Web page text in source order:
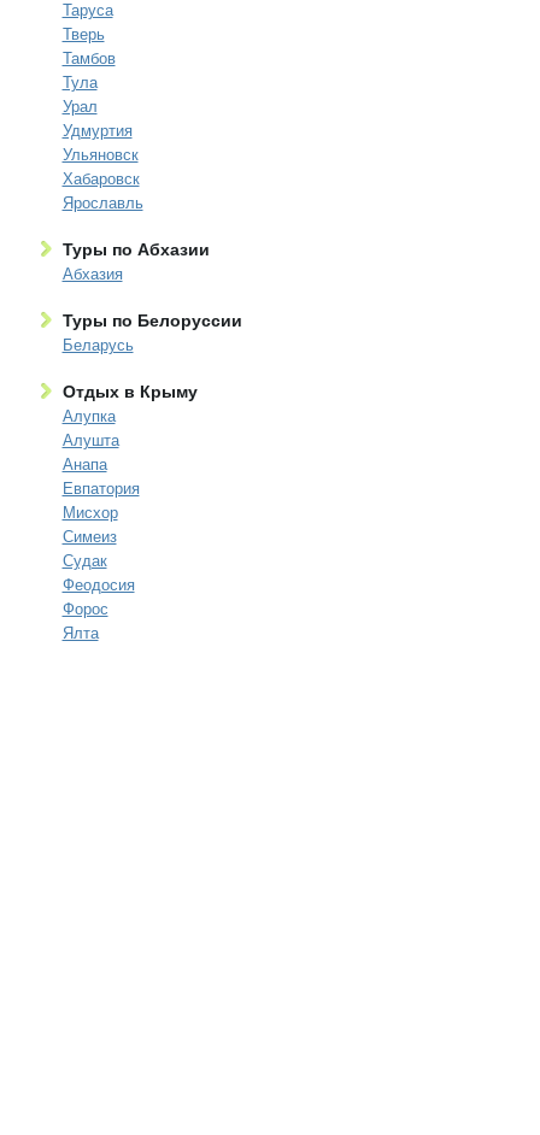
Таруса
Тверь
Тамбов
Тула
Урал
Удмуртия
Ульяновск
Хабаровск
Ярославль
Туры по Абхазии
Абхазия
Туры по Белоруссии
Беларусь
Отдых в Крыму
Алупка
Алушта
Анапа
Евпатория
Мисхор
Симеиз
Судак
Феодосия
Форос
Ялта